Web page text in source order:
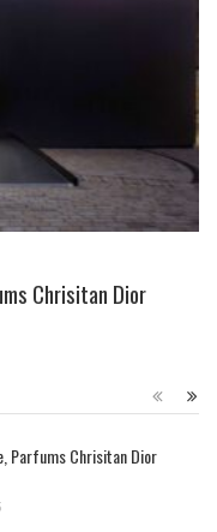
Chrisitan Dior
Parfums Chrisitan Dior